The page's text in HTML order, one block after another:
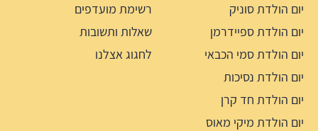
יום הולדת סוניק
יום הולדת ספיידרמן
יום הולדת סמי הכבאי
יום הולדת נסיכות
יום הולדת חד קרן
יום הולדת מיקי מאוס
רשימת מועדפים
שאלות ותשובות
לחגוג אצלנו